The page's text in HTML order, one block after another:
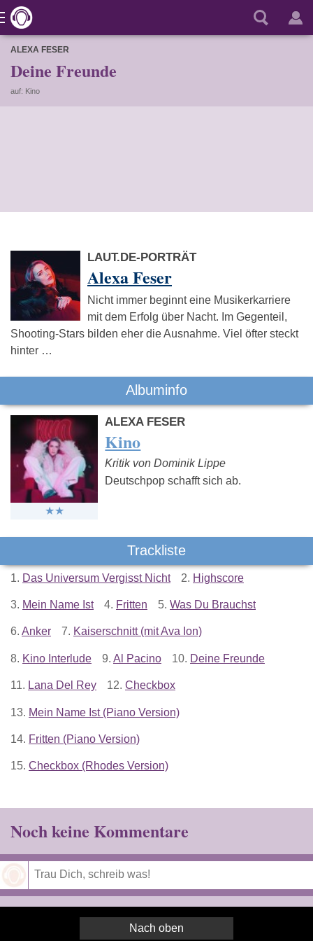
ALEXA FESER
Deine Freunde
auf: Kino
LAUT.DE-PORTRÄT
Alexa Feser
Nicht immer beginnt eine Musikerkarriere
mit dem Erfolg über Nacht. Im Gegenteil,
Shooting-Stars bilden eher die Ausnahme. Viel öfter steckt
hinter …
Albuminfo
ALEXA FESER
Kino
Kritik von Dominik Lippe
Deutschpop schafft sich ab.
Trackliste
1. Das Universum Vergisst Nicht 2. Highscore
3. Mein Name Ist 4. Fritten 5. Was Du Brauchst
6. Anker 7. Kaiserschnitt (mit Ava Ion)
8. Kino Interlude 9. Al Pacino 10. Deine Freunde
11. Lana Del Rey 12. Checkbox
13. Mein Name Ist (Piano Version)
14. Fritten (Piano Version)
15. Checkbox (Rhodes Version)
Noch keine Kommentare
Nach oben